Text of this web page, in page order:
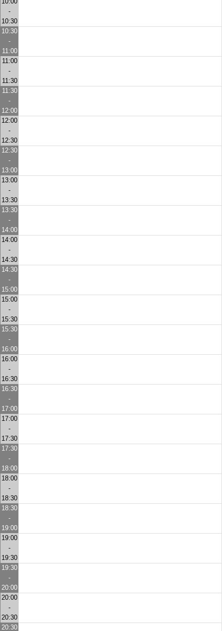
-
10:30
10:30
-
11:00
11:00
-
11:30
11:30
-
12:00
12:00
-
12:30
12:30
-
13:00
13:00
-
13:30
13:30
-
14:00
14:00
-
14:30
14:30
-
15:00
15:00
-
15:30
15:30
-
16:00
16:00
-
16:30
16:30
-
17:00
17:00
-
17:30
17:30
-
18:00
18:00
-
18:30
18:30
-
19:00
19:00
-
19:30
19:30
-
20:00
20:00
-
20:30
20:30